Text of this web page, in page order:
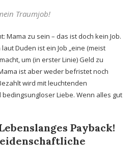
Traumjob!
Mama zu sein – das ist doch kein Job.
Duden ist ein Job „eine (meist
um (in erster Linie) Geld zu
ist aber weder befristet noch
wird mit leuchtenden
Liebe. Wenn alles gut
Payback!